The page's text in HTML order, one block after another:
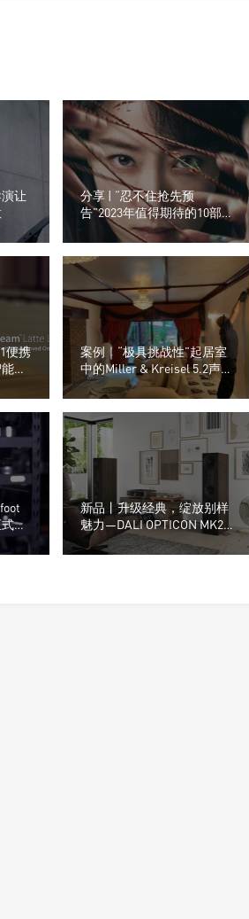
让
分享 | “忍不住抢先预
告”2023年值得期待的10部电
便携
系
案例｜“极具挑战性”起居室
中的Miller & Kreisel 5.2声道
影院
成
新品丨升级经典，绽放别样
魅力—DALI OPTICON MK2
系列荣耀问世（落地箱篇）